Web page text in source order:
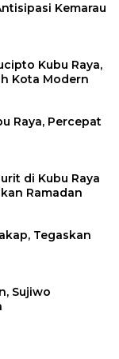
Kemarau
Kubu Raya,
Kota Modern
Raya, Percepat
di Kubu Raya
Ramadan
Tegaskan
Sujiwo